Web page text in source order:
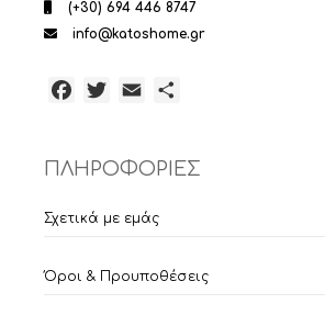
(+30) 694 446 8747
info@katoshome.gr
Facebook
TwitterEmail
ΠΛΗΡΟΦΟΡΙΕΣ
Σχετικά με εμάς
Όροι & Προυποθέσεις